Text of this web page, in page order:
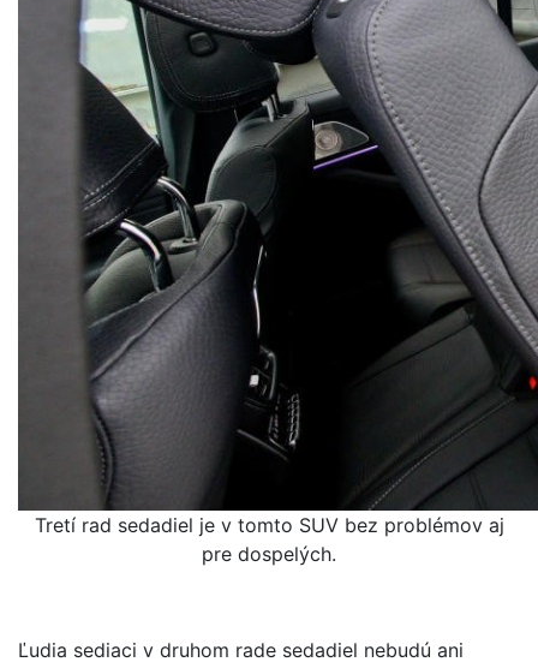
Tretí rad sedadiel je v tomto SUV bez problémov aj
pre dospelých.
Ľudia sediaci v druhom rade sedadiel nebudú ani